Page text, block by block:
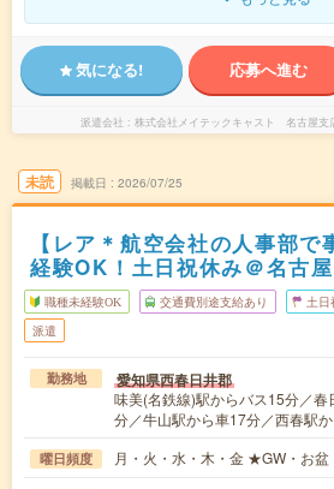
気になる! 応募へ進む
派遣会社 株式会社メイテックキャスト 名古屋
未読 掲載日 2026/07/25
【レア＊航空会社の人事部
経験OK！土日祝休み＠名古
職種未経験OK 交通費別途支給あり 土日
派遣
勤務地 愛知県西春日井郡
味美(名鉄線)駅からバス15分／
分／牛山駅から車17分／西春駅
曜日頻度 月・火・水・木・金 ★GW・お盆